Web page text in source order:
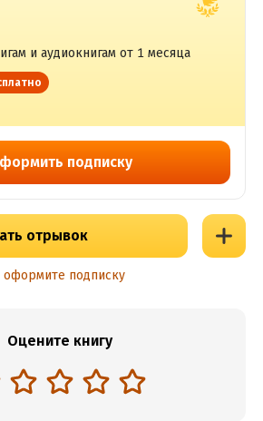
и аудиокнигам от 1 месяца
подписку
отрывок
оформите подписку
Оцените книгу